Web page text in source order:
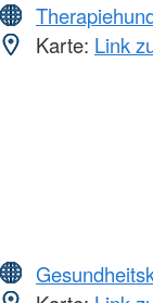
Karte: Link